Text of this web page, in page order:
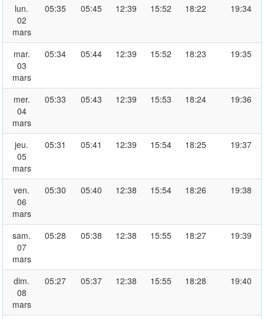
lun.
02
mars
05:35 05:45 12:39 15:52 18:22 19:34
mar.
03
mars
05:34 05:44 12:39 15:52 18:23 19:35
mer.
04
mars
05:33 05:43 12:39 15:53 18:24 19:36
jeu.
05
mars
05:31 05:41 12:39 15:54 18:25 19:37
ven.
06
mars
05:30 05:40 12:38 15:54 18:26 19:38
sam.
07
mars
05:28 05:38 12:38 15:55 18:27 19:39
dim.
08
mars
05:27 05:37 12:38 15:55 18:28 19:40